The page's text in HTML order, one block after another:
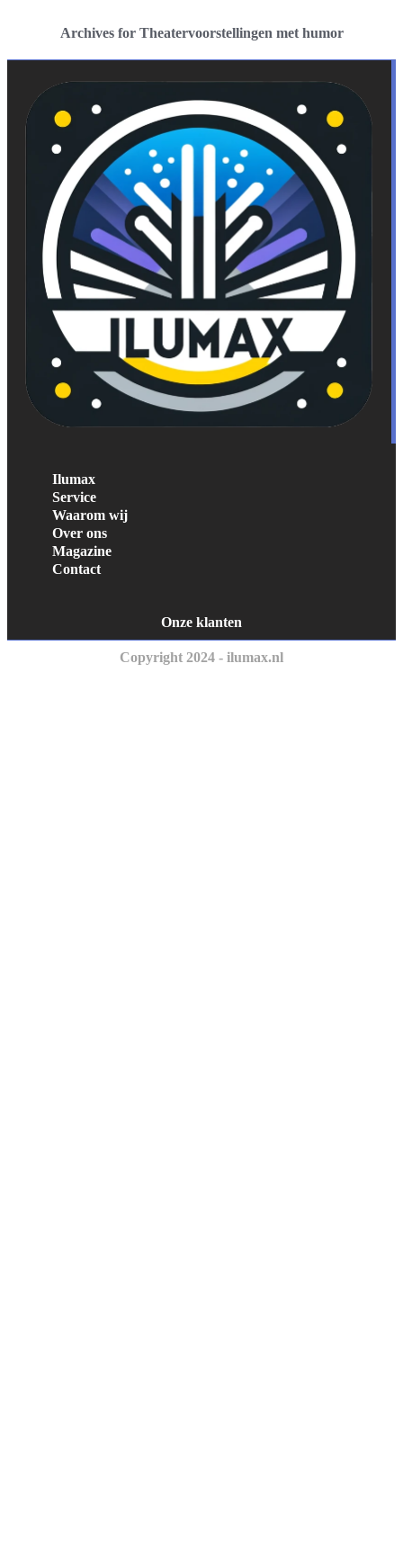
Archives for Theatervoorstellingen met humor
Ilumax
Service
Waarom wij
Over ons
Magazine
Contact
Onze klanten
Copyright 2024 - ilumax.nl